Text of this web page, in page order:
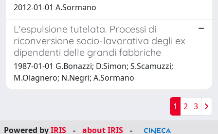
2012-01-01 A.Sormano
L'espulsione tutelata. Processi di
riconversione socio-lavorativa degli ex
dipendenti delle grandi fabbriche
1987-01-01 G.Bonazzi; D.Simon; S.Scamuzzi;
M.Olagnero; N.Negri; A.Sormano
1 2 3
Powered byIRIS - about IRIS -